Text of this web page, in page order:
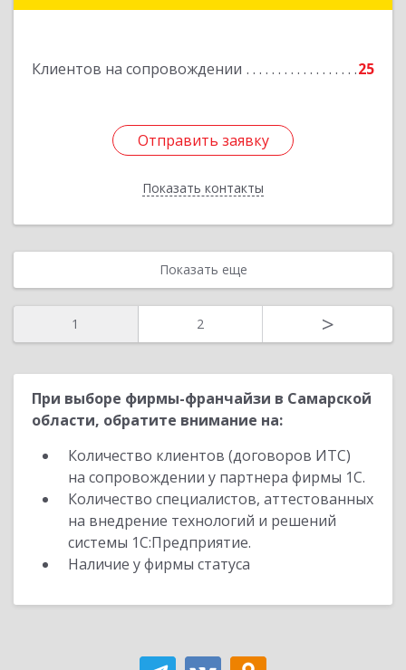
Клиентов на сопровождении 25
Отправить заявку
Показать контакты
Подробнее
Отправить заявку
Назад
Показать еще
1 2 >
При выборе фирмы-франчайзи в Самарской
области, обратите внимание на:
Количество клиентов (договоров ИТС)
на сопровождении у партнера фирмы 1С.
Количество специалистов, аттестованных
на внедрение технологий и решений
системы 1С:Предприятие.
Наличие у фирмы статуса